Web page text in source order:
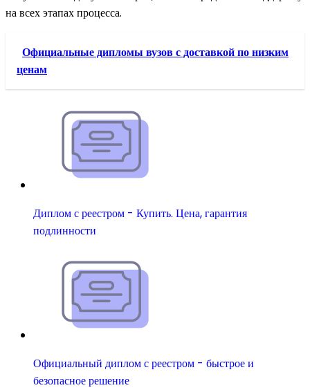
на всех этапах процесса.
Официальные дипломы вузов с доставкой по низким
ценам
Диплом с реестром - Купить. Цена, гарантия
подлинности
Официальный диплом с реестром - быстрое и
безопасное решение